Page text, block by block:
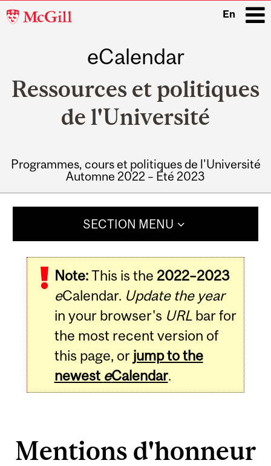
McGill
En
eCalendar
Ressources et politiques
de l'Université
Programmes, cours et politiques de l'Université
Automne 2022 – Été 2023
SECTION MENU
Note:This is the 2022–2023
eCalendar. Update the year
in your browser's URLbar for
the most recent version of
this page, or jump to the
newest eCalendar.
Mentions d'honneur